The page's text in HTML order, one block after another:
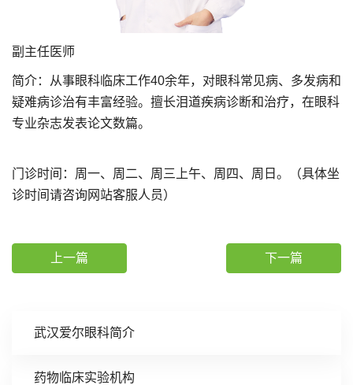
武汉爱尔眼科简介
药物临床实验机构
副主任医师
简介：从事眼科临床工作40余年，对眼科常见病、多发病和
疑难病诊治有丰富经验。擅长泪道疾病诊断和治疗，在眼科
专业杂志发表论文数篇。
门诊时间：周一、周二、周三上午、周四、周日。（具体坐
诊时间请咨询网站客服人员）
上一篇 下一篇